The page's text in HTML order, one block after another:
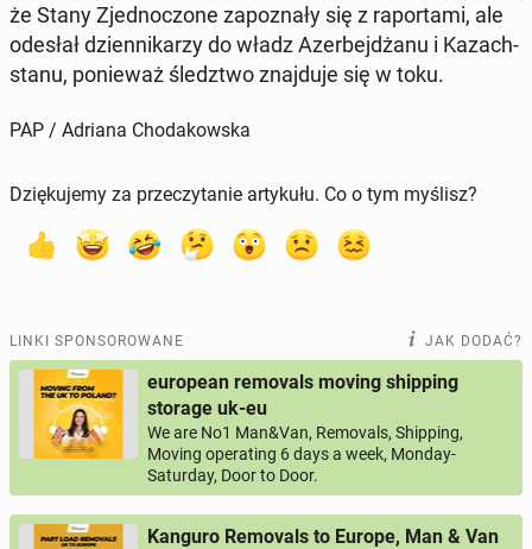
że Stany Zjed­no­czo­ne za­po­zna­ły się z ra­por­ta­mi, ale
odesłał dzien­ni­ka­rzy do władz Azer­bej­dża­nu i Ka­zach­
sta­nu, po­nie­waż śledz­two znaj­du­je się w toku.
PAP / Adriana Chodakowska
Dziękujemy za przeczytanie artykułu. Co o tym myślisz?
LINKI SPONSOROWANE JAK DODAĆ?
european removals moving shipping
storage uk-eu
We are No1 Man&Van, Removals, Shipping,
Moving operating 6 days a week, Monday-
Saturday, Door to Door.
Kanguro Removals to Europe, Man & Van